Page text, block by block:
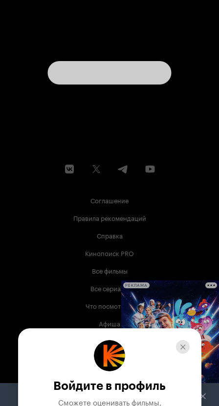
Соглашение
Правила рекомендаций
Справка
Кинопоиск PRO
Все фильмы
Все сериалы
Что посмотреть
Афиша
Музыка
Телепрограмма
Служба поддержки
РЕКЛАМА
Войдите в профиль
Сможете оценивать фильмы,